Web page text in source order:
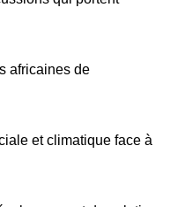
africaines de
et climatique face à